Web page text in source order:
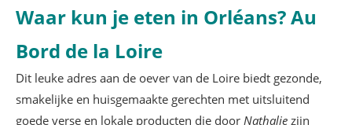
Waar kun je eten in Orléans? Au
Bord de la Loire
Dit leuke adres aan de oever van de Loire biedt gezonde,
smakelijke en huisgemaakte gerechten met uitsluitend
goede verse en lokale producten die door Nathalie zijn